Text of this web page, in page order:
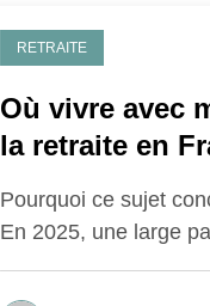
RETRAITE
Où vivre avec
la retraite en
Pourquoi ce sujet
En 2025, une large